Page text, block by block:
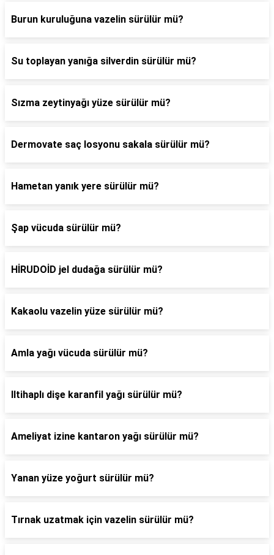
Burun kuruluğuna vazelin sürülür mü?
Su toplayan yanığa silverdin sürülür mü?
Sızma zeytinyağı yüze sürülür mü?
Dermovate saç losyonu sakala sürülür mü?
Hametan yanık yere sürülür mü?
Şap vücuda sürülür mü?
HİRUDOİD jel dudağa sürülür mü?
Kakaolu vazelin yüze sürülür mü?
Amla yağı vücuda sürülür mü?
Iltihaplı dişe karanfil yağı sürülür mü?
Ameliyat izine kantaron yağı sürülür mü?
Yanan yüze yoğurt sürülür mü?
Tırnak uzatmak için vazelin sürülür mü?